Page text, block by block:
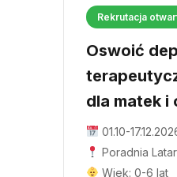
Rekrutacja
Oswoić
dla matek i
01.10-
Poradnia
Wiek: 0-6 lat